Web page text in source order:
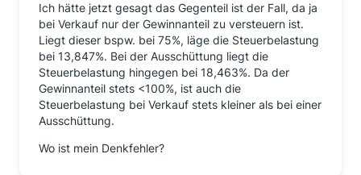
Ich hätte jetzt gesagt das Gegenteil ist der Fall, da ja
bei Verkauf nur der Gewinnanteil zu versteuern ist.
Liegt dieser bspw. bei 75%, läge die Steuerbelastung
bei 13,847%. Bei der Ausschüttung liegt die
Steuerbelastung hingegen bei 18,463%. Da der
Gewinnanteil stets <100%, ist auch die
Steuerbelastung bei Verkauf stets kleiner als bei einer
Ausschüttung.
Wo ist mein Denkfehler?